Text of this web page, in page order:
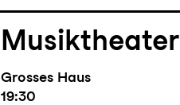
Musiktheater
Grosses Haus
19:30